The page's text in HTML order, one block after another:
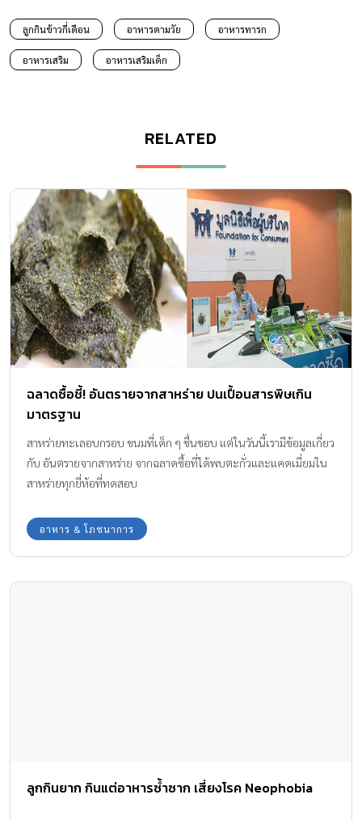
ลูกกินข้าวกี่เดือน อาหารตามวัย อาหารทารก
อาหารเสริม อาหารเสริมเด็ก
RELATED
ฉลาดซื้อชี้! อันตรายจากสาหร่าย ปนเปื้อนสารพิษเกิน
มาตรฐาน
สาหร่ายทะเลอบกรอบ ขนมที่เด็ก ๆ ชื่นชอบ แต่ในวันนี้เรามีข้อมูลเกี่ยว
กับ อันตรายจากสาหร่าย จากฉลาดซื้อที่ได้พบตะกั่วและแคดเมี่ยมใน
สาหร่ายทุกยี่ห้อที่ทดสอบ
อาหาร & โภชนาการ
ลูกกินยาก กินแต่อาหารซ้ำซาก เสี่ยงโรค Neophobia